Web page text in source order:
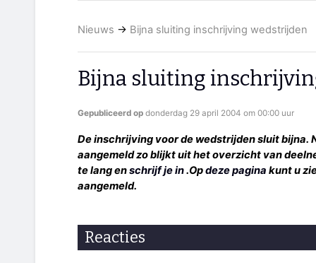
RSS
Nieuws → Bijna sluiting inschrijving wedstrijden
Bijna sluiting
Gepubliceerd op donderdag 29 april 2004 om 00:00 uur
De inschrijving voor de wedstrijden sluit bijna.
aangemeld zo blijkt uit het overzicht van
te lang enschrijf je in.Opdeze pagina kunt u
aangemeld.
Reacties